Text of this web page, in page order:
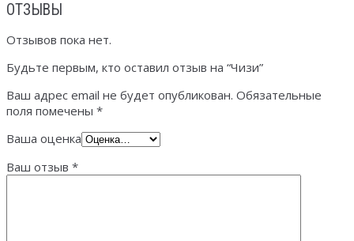
ОТЗЫВЫ
Отзывов пока нет.
Будьте первым, кто оставил отзыв на “Чизи”
Ваш адрес email не будет опубликован. Обязательные
поля помечены *
Ваша оценка
Ваш отзыв *